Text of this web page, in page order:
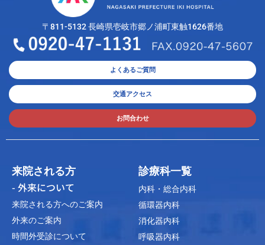
〒811-5132 長崎県壱岐市郷ノ浦町東触1626番地
よくあるご質問
交通アクセス
お問合わせ
来院される方
- 外来について
来院される方へのご案内
外来のご案内
時間外受診について
診療科一覧
内科・総合内科
循環器内科
消化器内科
呼吸器内科